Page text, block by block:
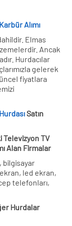
Alımı
Elmas
Ancak
Hurdacılar
gelerek
fiyatlara
Satın
Televizyon TV
Alan Firmalar
bilgisayar
led ekran,
telefonları,
Hurdalar